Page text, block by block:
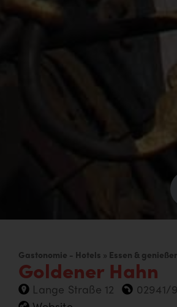
Gastonomie - Hotels » Essen &
Goldener Hahn
Lange Straße 12
02941/